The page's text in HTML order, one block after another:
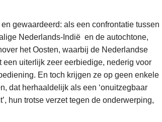
gewaardeerd: als een confrontatie tussen
Nederlands-Indië en de autochtone,
het Oosten, waarbij de Nederlandse
uiterlijk zeer eerbiedige, nederig voor
En toch krijgen ze op geen enkele
dat herhaaldelijk als een ‘onuitzegbaar
hun trotse verzet tegen de onderwerping,